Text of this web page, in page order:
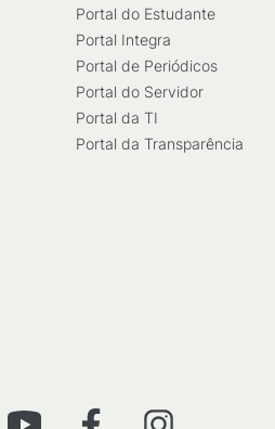
Portal do Estudante
Portal Integra
Portal de Periódicos
Portal do Servidor
Portal da TI
Portal da Transparência